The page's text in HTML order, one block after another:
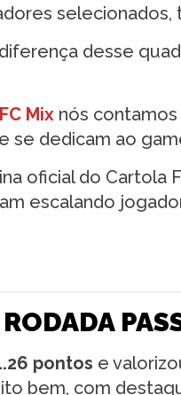
selecionados,
desse
Mix nós
se dedicam ao
oficial do Cartola
escalando
pontos e
bem, com